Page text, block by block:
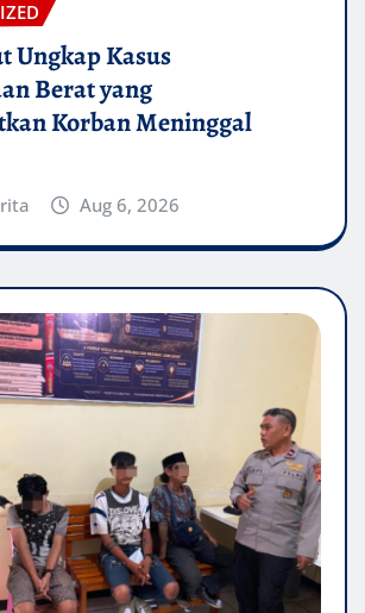
Ungkap Kasus
Berat yang
Korban Meninggal
Aug 6, 2026